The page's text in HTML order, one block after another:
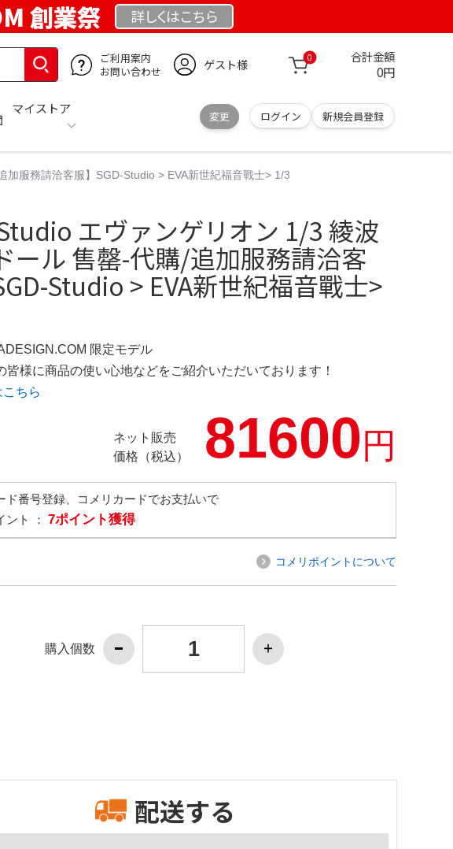
創業祭 詳しくはこちら
ご利用案内
お問い合わせ
ゲスト様 0 合計金額
0円
マイストア
変更 ログイン 新規会員登録
服務請洽客服】SGD-Studio > EVA新世紀福音戰士> 1/3
エヴァンゲリオン 1/3 綾波
ール 售罄-代購/追加服務請洽客
Studio > EVA新世紀福音戰士>
限定モデル
皆様に商品の使い心地などをご紹介いただいております！
ちら
ネット販売
価格（税込）
81600円
ド番号登録、コメリカードでお支払いで
ント ： 7ポイント獲得
コメリポイントについて
購入個数
配送する